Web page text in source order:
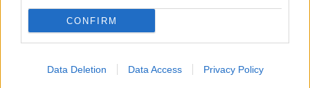
CONFIRM
Data Deletion Data Access Privacy Policy